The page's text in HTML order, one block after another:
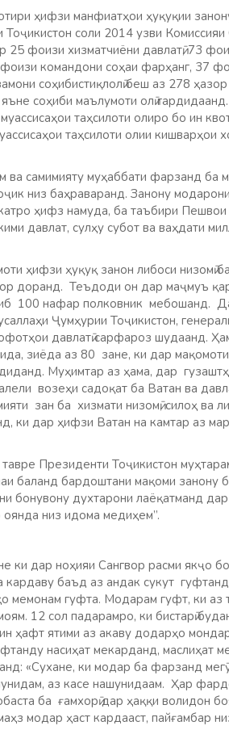
ҳифзи манфиатҳои ҳуқуқии
Тоҷикистон соли 2014 узви
фоизи хизматчиёни давлатӣ, 73
командони соҳаи фарҳанг, 37
соҳибистиқлолӣ беш аз 278
соҳиби маълумоти олӣ
таҳсилоти олиро бо ин
таҳсилоти олии кишварҳои
ва самимияту муҳаббати фарзанд ба
низ баҳраваранд. Занону
ҳифз намуда, ба таъбири Пешвои
давлат, сулҳу субот ва ваҳдати
ҳифзи ҳуқуқ занон либоси низомӣ
доранд. Теъдоди он дар маҷмуъ
100 нафар полковник мебошанд.
Ҷумҳурии Тоҷикистон,
давлатӣ сарфароз шудаанд.
зиёда аз 80 зане, ки дар
Муҳимтар аз ҳама, дар
возеҳи садоқат ба Ватан ва
зан ба хизмати низомӣ, силоҳ ва
ки дар ҳифзи Ватан на камтар аз
Президенти Тоҷикистон
баланд бардоштани мақоми занону
бонувону духтарони лаёқатманд
низ идома медиҳем”.
ки дар ноҳияи Сангвор расми якҷо
баъд аз андак сукут
мемонам гуфта. Модарам гуфт, ки аз
12 сол падарамро, ки бистарӣ
ҳафт ятими аз акаву додарҳо
насиҳат мекарданд, маслиҳат
«Сухане, ки модар ба фарзанд
аз касе нашунидаам. Ҳар
ба ғамхорӣ дар ҳаққи волидон
модар ҳаст кардааст, пайғамбар